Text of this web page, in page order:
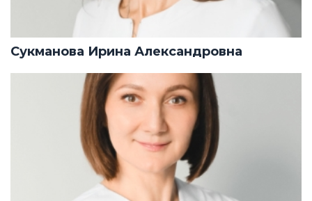
Сукманова Ирина Александровна